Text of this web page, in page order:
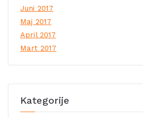
Juni 2017
Maj 2017
April 2017
Mart 2017
Kategorije